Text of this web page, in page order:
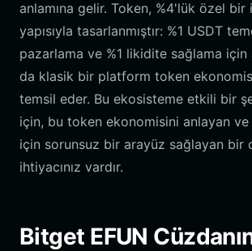
anlamına gelir. Token, %4'lük özel bir
yapısıyla tasarlanmıştır: %1 USDT
pazarlama ve %1 likidite sağlama için
da klasik bir platform token
temsil eder. Bu ekosisteme etkili bir
için, bu token ekonomisini anlayan
için sorunsuz bir arayüz sağlayan bir
ihtiyacınız vardır.
Bitget EFUN